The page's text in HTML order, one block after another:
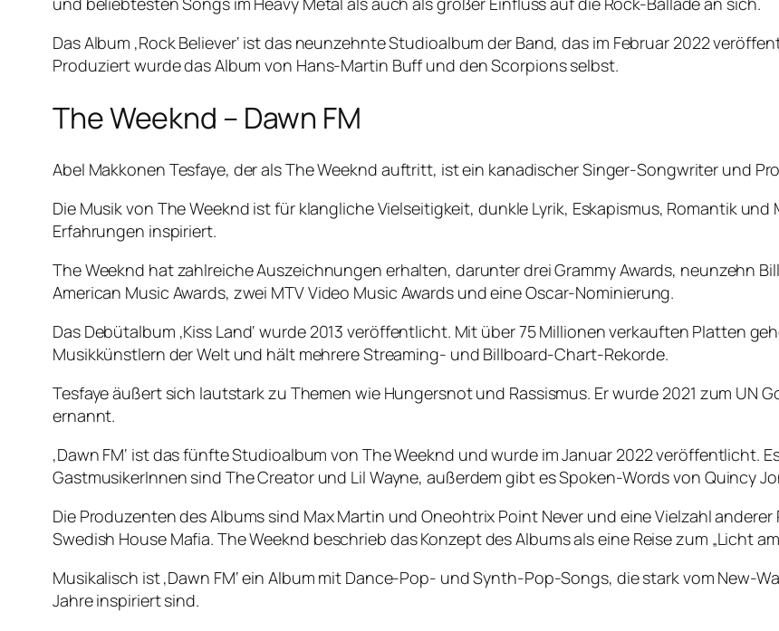
Das Album ‚Rock Believer‘ ist das neunzehnte Studioalbum der Band, das im Februar 2022
Produziert wurde das Album von Hans-Martin Buff und den Scorpions selbst.
The Weeknd – Dawn FM
Abel Makkonen Tesfaye, der als The Weeknd auftritt, ist ein kanadischer Singer-Songwriter und
Die Musik von The Weeknd ist für klangliche Vielseitigkeit, dunkle Lyrik, Eskapismus, Romantik
Erfahrungen inspiriert.
The Weeknd hat zahlreiche Auszeichnungen erhalten, darunter drei Grammy Awards, neunzehn
American Music Awards, zwei MTV Video Music Awards und eine Oscar-Nominierung.
Das Debütalbum ‚Kiss Land‘ wurde 2013 veröffentlicht. Mit über 75 Millionen verkauften Platten
Musikkünstlern der Welt und hält mehrere Streaming- und Billboard-Chart-Rekorde.
Tesfaye äußert sich lautstark zu Themen wie Hungersnot und Rassismus. Er wurde 2021 zum UN
ernannt.
‚Dawn FM‘ ist das fünfte Studioalbum von The Weeknd und wurde im Januar 2022 veröffentlicht.
GastmusikerInnen sind The Creator und Lil Wayne, außerdem gibt es Spoken-Words von Quincy
Die Produzenten des Albums sind Max Martin und Oneohtrix Point Never und eine Vielzahl
Swedish House Mafia. The Weeknd beschrieb das Konzept des Albums als eine Reise zum „Licht
Musikalisch ist ‚Dawn FM‘ ein Album mit Dance-Pop- und Synth-Pop-Songs, die stark vom New-
Jahre inspiriert sind.